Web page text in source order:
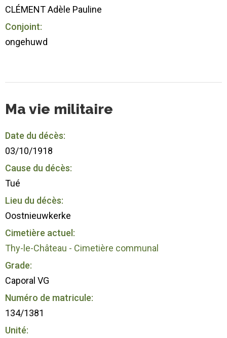
CLÉMENT Adèle Pauline
Conjoint:
ongehuwd
Ma vie militaire
Date du décès:
03/10/1918
Cause du décès:
Tué
Lieu du décès:
Oostnieuwkerke
Cimetière actuel:
Thy-le-Château - Cimetière communal
Grade:
Caporal VG
Numéro de matricule:
134/1381
Unité: